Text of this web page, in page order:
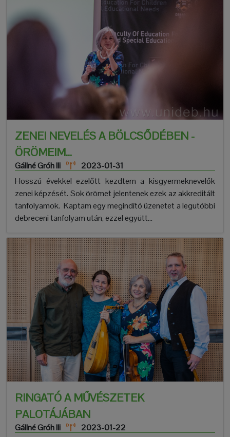
ZENEI NEVELÉS A BÖLCSŐDÉBEN -
ÖRÖMEIM...
Gállné Gróh Ili
2023-01-31
Hosszú évekkel ezelőtt kezdtem a kisgyermeknevelők
zenei képzését. Sok örömet jelentenek ezek az akkreditált
tanfolyamok. Kaptam egy megindító üzenetet a legutóbbi
debreceni tanfolyam után, ezzel együtt...
RINGATÓ A MŰVÉSZETEK
PALOTÁJÁBAN
Gállné Gróh Ili
2023-01-22